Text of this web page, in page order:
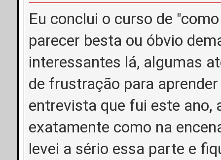
Eu conclui o curso de
parecer besta ou óbvio
interessantes lá, algumas
de frustração para
entrevista que fui este ano,
exatamente como na
levei a sério essa parte e